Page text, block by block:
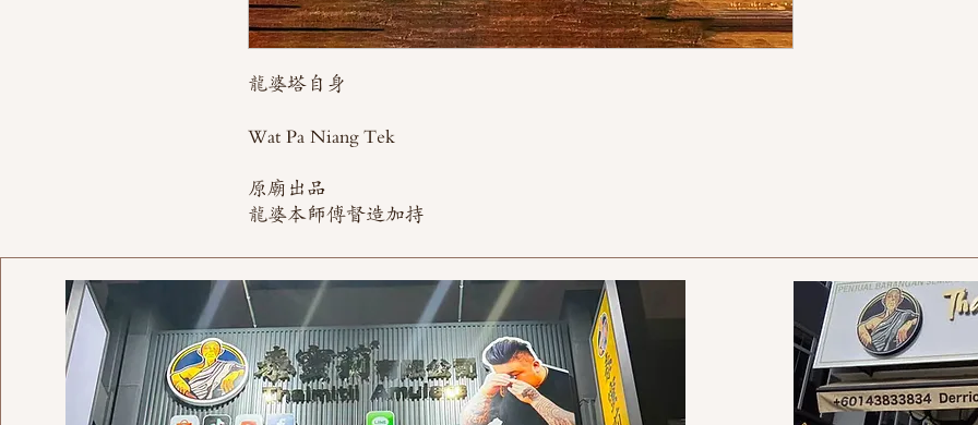
龍婆塔自身
Wat Pa Niang Tek
原廟出品
龍婆本師傅督造加持